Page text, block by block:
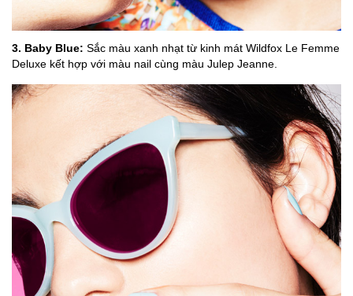
3. Baby Blue: Sắc màu xanh nhạt từ kinh mát Wildfox Le Femme
Deluxe kết hợp với màu nail cùng màu Julep Jeanne.